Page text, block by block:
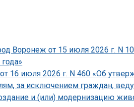
Воронеж от 15 июля 2026 г. N
16 июля 2026 г. N 460 «Об
за исключением граждан,
и (или) модернизацию